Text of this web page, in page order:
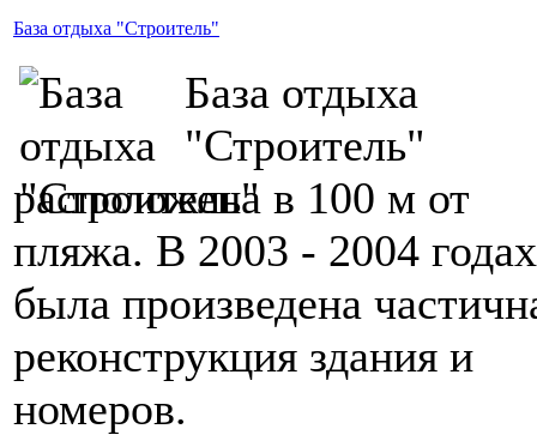
База отдыха "Строитель"
База отдыха
"Строитель"
расположена в 100 м от
пляжа. В 2003 - 2004 годах
была произведена
реконструкция здания и
номеров.